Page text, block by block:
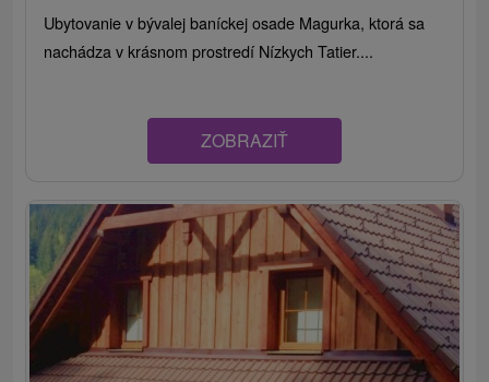
Ubytovanie v bývalej baníckej osade Magurka, ktorá sa
nachádza v krásnom prostredí Nízkych Tatier....
ZOBRAZIŤ